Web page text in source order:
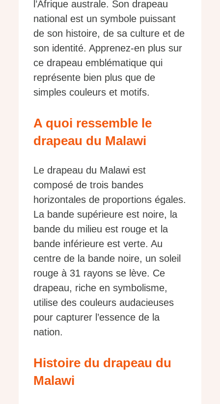
l’Afrique australe. Son drapeau
national est un symbole puissant
de son histoire, de sa culture et de
son identité. Apprenez-en plus sur
ce drapeau emblématique qui
représente bien plus que de
simples couleurs et motifs.
A quoi ressemble le
drapeau du Malawi
Le drapeau du Malawi est
composé de trois bandes
horizontales de proportions égales.
La bande supérieure est noire, la
bande du milieu est rouge et la
bande inférieure est verte. Au
centre de la bande noire, un soleil
rouge à 31 rayons se lève. Ce
drapeau, riche en symbolisme,
utilise des couleurs audacieuses
pour capturer l’essence de la
nation.
Histoire du drapeau du
Malawi